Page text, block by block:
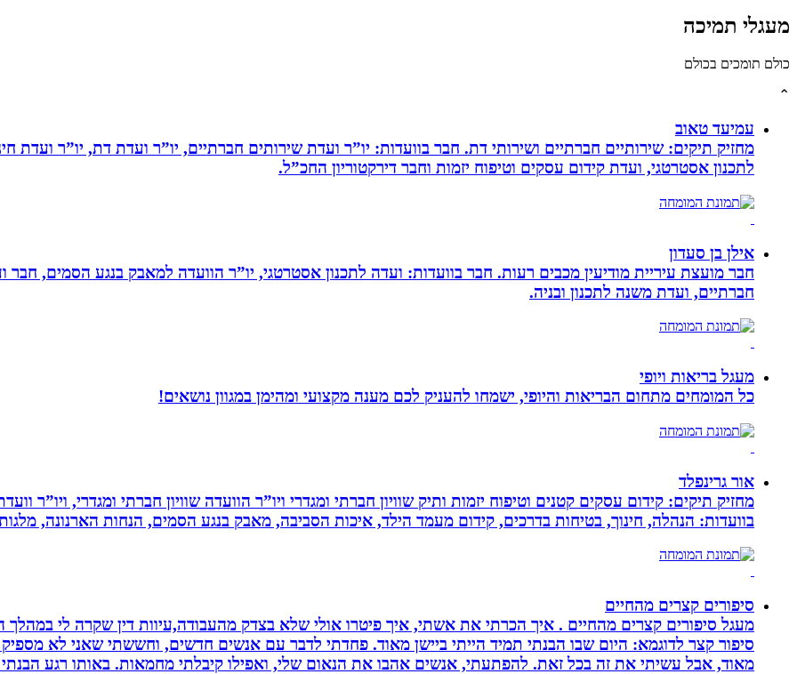
מעגלי תמיכה
כולם תומכים בכולם
⌃
עמיעד טאוב
מחזיק תיקים: שירותיים חברתיים ושירותי דת. חבר בוועדות: יו”ר ועדת שירותים חברתיים, יו”ר ועדת דת, יו”ר ועדת
לתכנון אסטרטגי, ועדת קידום עסקים וטיפוח יזמות וחבר דירקטוריון החכ”ל.
אילן בן סעדון
חבר מועצת עיריית מודיעין מכבים רעות. חבר בוועדות: ועדה לתכנון אסטרטגי, יו”ר הוועדה למאבק בנגע הסמים, חבר
חברתיים, ועדת משנה לתכנון ובניה.
מעגל בריאות ויופי
כל המומחים מתחום הבריאות והיופי, ישמחו להעניק לכם מענה מקצועי ומהימן במגוון נושאים!
אור גרינפלד
מחזיק תיקים: קידום עסקים קטנים וטיפוח יזמות ותיק שוויון חברתי ומגדרי ויו”ר הוועדה שוויון חברתי ומגדרי, ויו”ר
בוועדות: הנהלה, חינוך, בטיחות בדרכים, קידום מעמד הילד, איכות הסביבה, מאבק בנגע הסמים, הנחות הארנונה,
סיפורים קצרים מהחיים
מעגל סיפורים קצרים מהחיים . איך הכרתי את אשתי, איך פיטרו אולי שלא בצדק מהעבודה,עיוות דין שקרה לי
סיפור קצר לדוגמא: היום שבו הבנתי תמיד הייתי ביישן מאוד. פחדתי לדבר עם אנשים חדשים, וחששתי שאני לא
מאוד, אבל עשיתי את זה בכל זאת. להפתעתי, אנשים אהבו את הנאום שלי, ואפילו קיבלתי מחמאות. באותו רגע